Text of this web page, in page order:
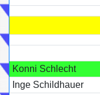
Konni Schlecht
Inge Schildhauer